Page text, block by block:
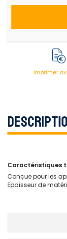
Imprimer
Caractéristiques
Conçue pour les
Epaisseur de